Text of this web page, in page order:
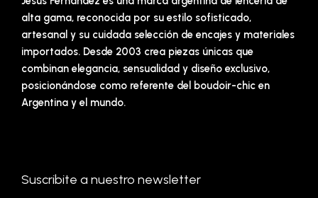
alta gama, reconocida por su estilo sofisticado,
artesanal y su cuidada selección de encajes y materiales
importados. Desde 2003 crea piezas únicas que
combinan elegancia, sensualidad y diseño exclusivo,
posicionándose como referente del boudoir-chic en
Argentina y el mundo.
Suscribite a nuestro newsletter